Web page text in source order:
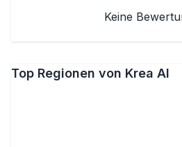
Keine
Top Regionen von Krea AI